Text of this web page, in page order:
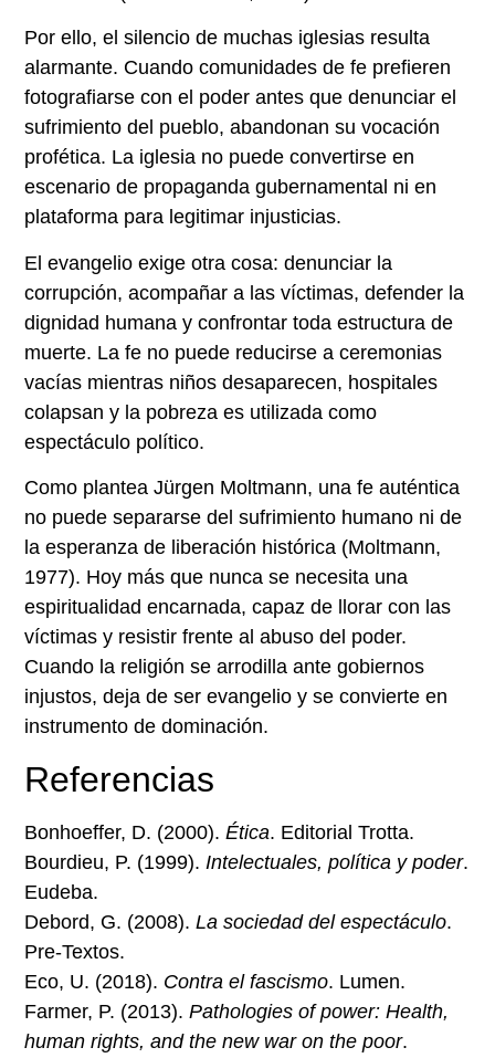
Por ello, el silencio de muchas iglesias resulta
alarmante. Cuando comunidades de fe prefieren
fotografiarse con el poder antes que denunciar el
sufrimiento del pueblo, abandonan su vocación
profética. La iglesia no puede convertirse en
escenario de propaganda gubernamental ni en
plataforma para legitimar injusticias.
El evangelio exige otra cosa: denunciar la
corrupción, acompañar a las víctimas, defender la
dignidad humana y confrontar toda estructura de
muerte. La fe no puede reducirse a ceremonias
vacías mientras niños desaparecen, hospitales
colapsan y la pobreza es utilizada como
espectáculo político.
Como plantea Jürgen Moltmann, una fe auténtica
no puede separarse del sufrimiento humano ni de
la esperanza de liberación histórica (Moltmann,
1977). Hoy más que nunca se necesita una
espiritualidad encarnada, capaz de llorar con las
víctimas y resistir frente al abuso del poder.
Cuando la religión se arrodilla ante gobiernos
injustos, deja de ser evangelio y se convierte en
instrumento de dominación.
Referencias
Bonhoeffer, D. (2000).Ética. Editorial Trotta.
Bourdieu, P. (1999). Intelectuales, política y poder.
Eudeba.
Debord, G. (2008).La sociedad del espectáculo.
Pre-Textos.
Eco, U. (2018). Contra el fascismo. Lumen.
Farmer, P. (2013).Pathologies of power: Health,
human rights, and the new war on the poor.